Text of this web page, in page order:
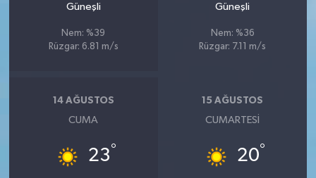
Güneşli
Nem: %39
Rüzgar: 6.81 m/s
Güneşli
Nem: %36
Rüzgar: 7.11 m/s
14 AĞUSTOS
CUMA
23°
15 AĞUSTOS
CUMARTESI
20°